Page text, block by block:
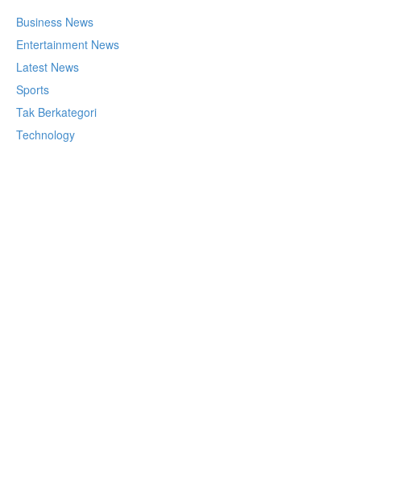
Business News
Entertainment News
Latest News
Sports
Tak Berkategori
Technology